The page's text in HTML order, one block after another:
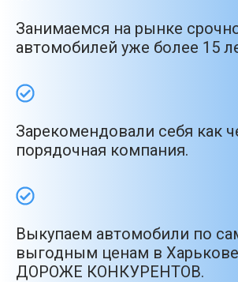
Занимаемся на рынке
автомобилей уже более 15
Зарекомендовали себя как
порядочная компания.
Выкупаем автомобили по
выгодным ценам в
ДОРОЖЕ КОНКУРЕНТОВ.